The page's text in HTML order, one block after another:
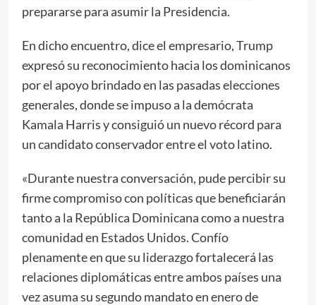
prepararse para asumir la Presidencia.
En dicho encuentro, dice el empresario, Trump
expresó su reconocimiento hacia los dominicanos
por el apoyo brindado en las pasadas elecciones
generales, donde se impuso a la demócrata
Kamala Harris y consiguió un nuevo récord para
un candidato conservador entre el voto latino.
«Durante nuestra conversación, pude percibir su
firme compromiso con políticas que beneficiarán
tanto a la República Dominicana como a nuestra
comunidad en Estados Unidos. Confío
plenamente en que su liderazgo fortalecerá las
relaciones diplomáticas entre ambos países una
vez asuma su segundo mandato en enero de